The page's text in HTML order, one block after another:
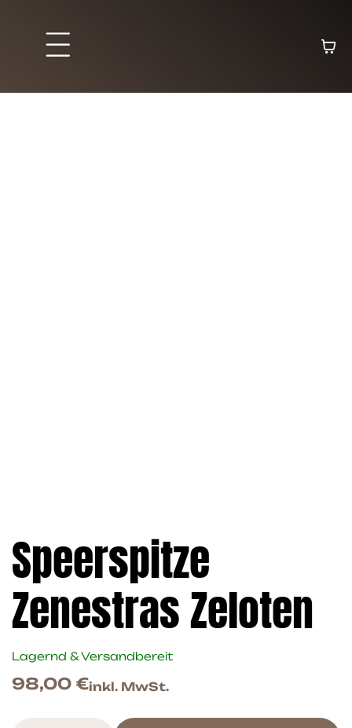
Speerspitze
Zenestras Zeloten
Lagernd & Versandbereit
98,00 €inkl. MwSt.